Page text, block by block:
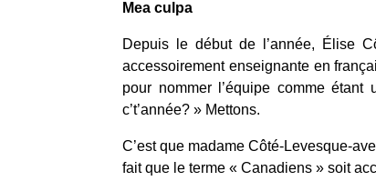
Mea culpa
Depuis le début de l’année, Élise
accessoirement enseignante en
pour nommer l’équipe comme
c’t’année? » Mettons.
C’est que madame Côté-Levesque-
fait que le terme « Canadiens » soit